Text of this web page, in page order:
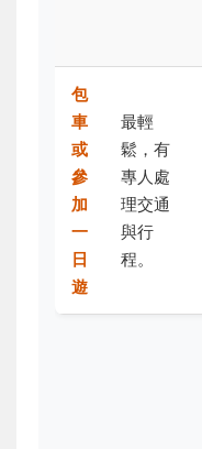
包
車
或
參
加
一
日
遊
最輕
鬆，有
專人處
理交通
與行
程。